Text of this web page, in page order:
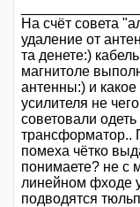
На счёт совета
удаление от
та денете:)
магнитоле
антенны:) и
усилителя не
советовали
помеха чётко
понимаете? не с
линейном фходе
подводятся